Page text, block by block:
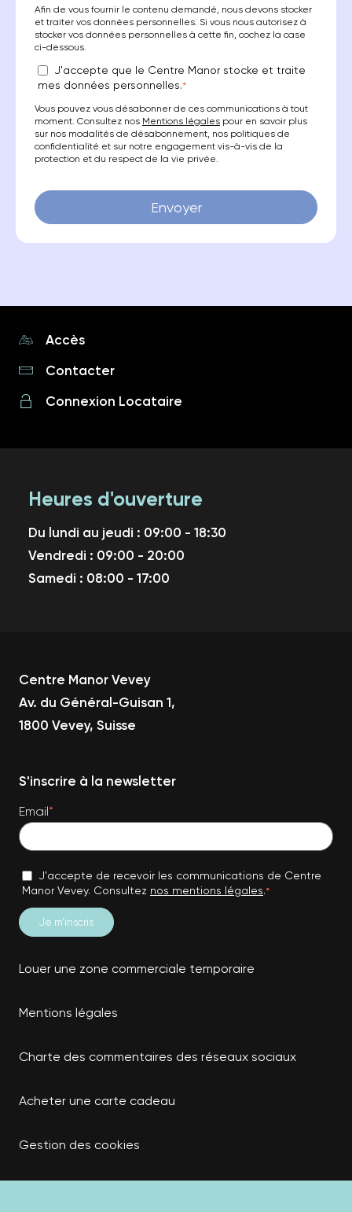
Afin de vous fournir le contenu demandé, nous devons stocker
et traiter vos données personnelles. Si vous nous autorisez à
stocker vos données personnelles à cette fin, cochez la case
ci-dessous.
J'accepte que le Centre Manor stocke et traite
mes données personnelles.*
Vous pouvez vous désabonner de ces communications à tout
moment. Consultez nos Mentions légales pour en savoir plus
sur nos modalités de désabonnement, nos politiques de
confidentialité et sur notre engagement vis-à-vis de la
protection et du respect de la vie privée.
Accès
Contacter
Connexion Locataire
Heures d'ouverture
Du lundi au jeudi : 09:00 - 18:30
Vendredi : 09:00 - 20:00
Samedi : 08:00 - 17:00
Centre Manor Vevey
Av. du Général-Guisan 1,
1800 Vevey, Suisse
S'inscrire à la newsletter
Email*
J'accepte de recevoir les communications de Centre
Manor Vevey. Consultez nos mentions légales.*
Louer une zone commerciale temporaire
Mentions légales
Charte des commentaires des réseaux sociaux
Acheter une carte cadeau
Gestion des cookies